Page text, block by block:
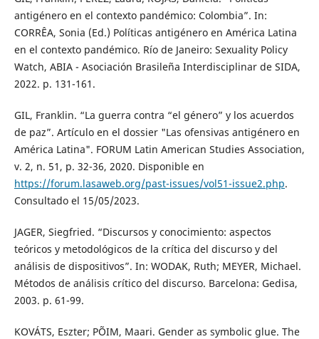
antigénero en el contexto pandémico: Colombia”. In:
CORRÊA, Sonia (Ed.) Políticas antigénero en América Latina
en el contexto pandémico. Río de Janeiro: Sexuality Policy
Watch, ABIA - Asociación Brasileña Interdisciplinar de SIDA,
2022. p. 131-161.
GIL, Franklin. “La guerra contra “el género” y los acuerdos
de paz”. Artículo en el dossier "Las ofensivas antigénero en
América Latina". FORUM Latin American Studies Association,
v. 2, n. 51, p. 32-36, 2020. Disponible en
https://forum.lasaweb.org/past-issues/vol51-issue2.php.
Consultado el 15/05/2023.
JAGER, Siegfried. “Discursos y conocimiento: aspectos
teóricos y metodológicos de la crítica del discurso y del
análisis de dispositivos”. In: WODAK, Ruth; MEYER, Michael.
Métodos de análisis crítico del discurso. Barcelona: Gedisa,
2003. p. 61-99.
KOVÁTS, Eszter; PÕIM, Maari. Gender as symbolic glue. The